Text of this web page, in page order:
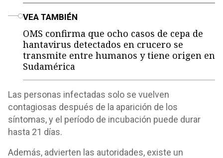
VEA TAMBIÉN
OMS confirma que ocho casos de cepa de
hantavirus detectados en crucero se
transmite entre humanos y tiene origen en
Sudamérica
Las personas infectadas solo se vuelven
contagiosas después de la aparición de los
síntomas, y el período de incubación puede durar
hasta 21 días.
Además, advierten las autoridades, existe un